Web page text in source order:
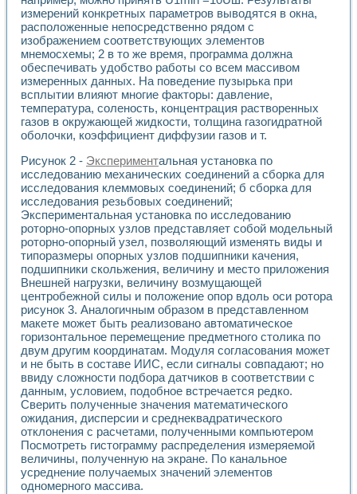
измерений конкретных параметров выводятся в окна,
расположенные непосредственно рядом с
изображением соответствующих элементов
мнемосхемы; 2 в то же время, программа должна
обеспечивать удобство работы со всем массивом
измеренных данных. На поведение пузырька при
всплытии влияют многие факторы: давление,
температура, соленость, концентрация растворенных
газов в окружающей жидкости, толщина газогидратной
оболочки, коэффициент диффузии газов и т.
Рисунок 2 - Экспериментальная установка по
исследованию механических соединений а сборка для
исследования клеммовых соединений; б сборка для
исследования резьбовых соединений;
Экспериментальная установка по исследованию
роторно-опорных узлов представляет собой модельный
роторно-опорный узел, позволяющий изменять виды и
типоразмеры опорных узлов подшипники качения,
подшипники скольжения, величину и место приложения
Внешней нагрузки, величину возмущающей
центробежной силы и положение опор вдоль оси ротора
рисунок 3. Аналогичным образом в представленном
макете может быть реализовано автоматическое
горизонтальное перемещение предметного столика по
двум другим координатам. Модуля согласования может
и не быть в составе ИИС, если сигналы совпадают; но
ввиду сложности подбора датчиков в соответствии с
данным, условием, подобное встречается редко.
Сверить полученные значения математического
ожидания, дисперсии и среднеквадратического
отклонения с расчетами, полученными компьютером
Посмотреть гистограмму распределения измеряемой
величины, полученную на экране. По канальное
усреднение получаемых значений элементов
одномерного массива.